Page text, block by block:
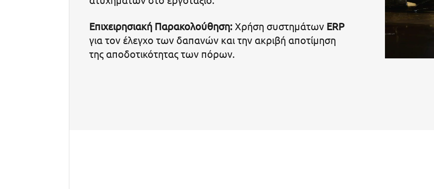
Επιχειρησιακή Παρακολούθηση: Χρήση συστημάτων ERP
για τον έλεγχο των δαπανών και την ακριβή αποτίμηση
της αποδοτικότητας των πόρων.